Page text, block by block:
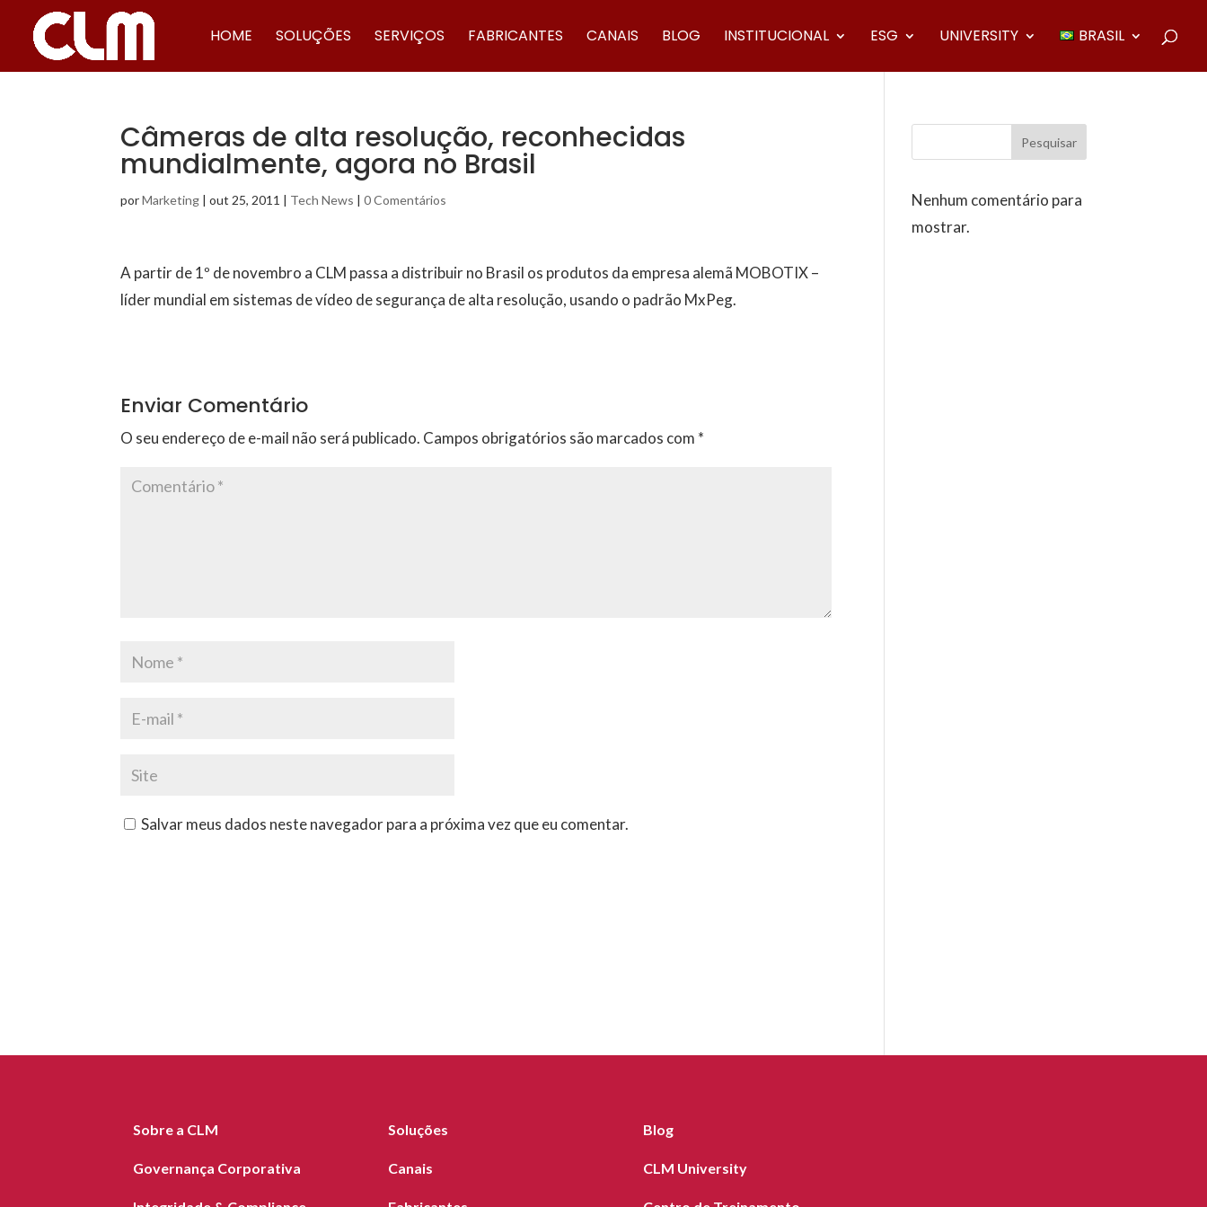
HOME SOLUÇÕES SERVIÇOS FABRICANTES CANAIS BLOG INSTITUCIONAL ESG UNIVERSITY BRASIL
Câmeras de alta resolução, reconhecidas
mundialmente, agora no Brasil
porMarketing |out 25, 2011 | Tech News |0 Comentários
A partir de 1º de novembro a CLM passa a distribuir no Brasil os produtos da empresa alemã MOBOTIX –
líder mundial em sistemas de vídeo de segurança de alta resolução, usando o padrão MxPeg.
Enviar Comentário
O seu endereço de e-mail não será publicado. Campos obrigatórios são marcados com *
Salvar meus dados neste navegador para a próxima vez que eu comentar.
Pesquisar
Nenhum comentário para
mostrar.
Sobre a CLM
Governança Corporativa
Soluções
Canais
Blog
CLM University